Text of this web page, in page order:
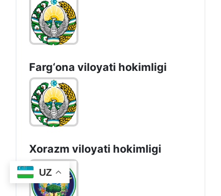
UZ
Farg‘оnа vilоyati hоkimligi
Xorazm vilоyati hоkimligi